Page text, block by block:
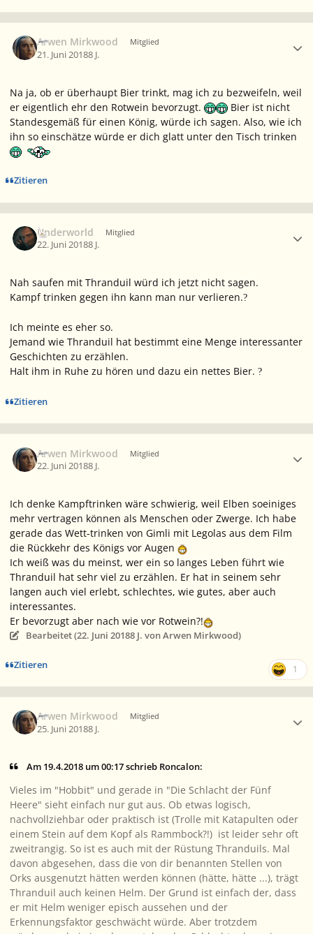
Arwen Mirkwood Mitglied
21. Juni 20188 J.
Na ja, ob er überhaupt Bier trinkt, mag ich zu bezweifeln, weil
er eigentlich ehr den Rotwein bevorzugt.
Bier ist nicht
Standesgemäß für einen König, würde ich sagen. Also, wie ich
ihn so einschätze würde er dich glatt unter den Tisch trinken
Zitieren
Underworld Mitglied
22. Juni 20188 J.
Nah saufen mit Thranduil würd ich jetzt nicht sagen.
Kampf trinken gegen ihn kann man nur verlieren.?
Ich meinte es eher so.
Jemand wie Thranduil hat bestimmt eine Menge interessanter
Geschichten zu erzählen.
Halt ihm in Ruhe zu hören und dazu ein nettes Bier. ?
Zitieren
Arwen Mirkwood Mitglied
22. Juni 20188 J.
Ich denke Kampftrinken wäre schwierig, weil Elben soeiniges
mehr vertragen können als Menschen oder Zwerge. Ich habe
gerade das Wett-trinken von Gimli mit Legolas aus dem Film
die Rückkehr des Königs vor Augen
Ich weiß was du meinst, wer ein so langes Leben führt wie
Thranduil hat sehr viel zu erzählen. Er hat in seinem sehr
langen auch viel erlebt, schlechtes, wie gutes, aber auch
interessantes.
Er bevorzugt aber nach wie vor Rotwein?!
Bearbeitet (22. Juni 20188 J. von Arwen Mirkwood)
Zitieren 1
Arwen Mirkwood Mitglied
25. Juni 20188 J.
Am 19.4.2018 um 00:17 schrieb Roncalon:
Vieles im "Hobbit" und gerade in "Die Schlacht der Fünf
Heere" sieht einfach nur gut aus. Ob etwas logisch,
nachvollziehbar oder praktisch ist (Trolle mit Katapulten oder
einem Stein auf dem Kopf als Rammbock?!) ist leider sehr oft
zweitrangig. So ist es auch mit der Rüstung Thranduils. Mal
davon abgesehen, dass die von dir benannten Stellen von
Orks ausgenutzt hätten werden können (hätte, hätte ...), trägt
Thranduil auch keinen Helm. Der Grund ist einfach der, dass
er mit Helm weniger episch aussehen und der
Erkennungsfaktor geschwächt würde. Aber trotzdem